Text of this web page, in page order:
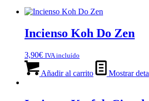
Incienso Koh Do Zen
3,90€ IVA incluído
Añadir al carrito Mostrar